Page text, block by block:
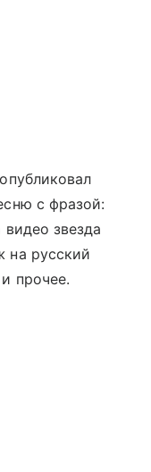
с фразой:
звезда
на русский
прочее.